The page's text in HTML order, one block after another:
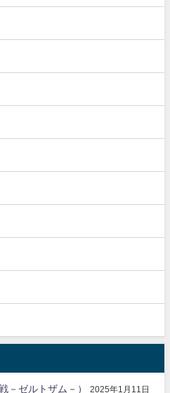
－ゼルトザム－） 2025年1月11日